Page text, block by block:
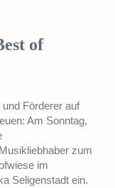
of
Förderer auf
Am Sonntag,
zum
im
Seligenstadt ein.